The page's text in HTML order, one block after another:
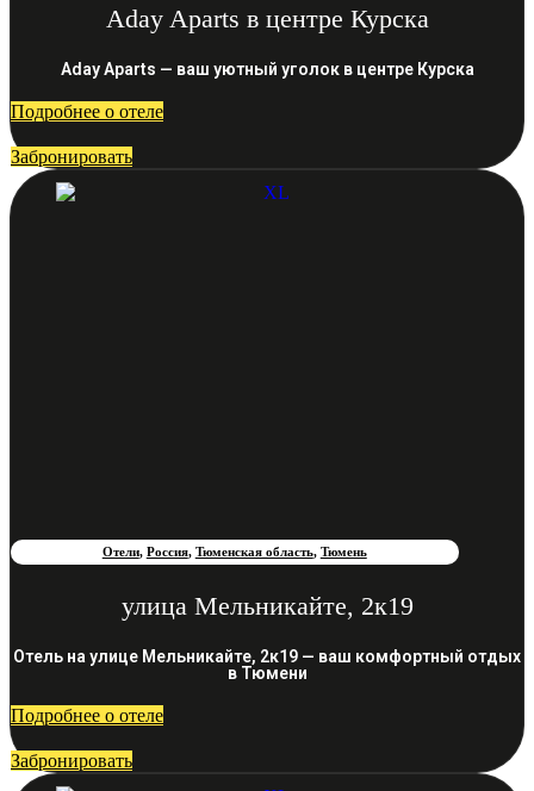
Aday Aparts в центре Курска
Aday Aparts — ваш уютный уголок в центре Курска
Подробнее о отеле
Забронировать
Отели, Россия, Тюменская область, Тюмень
улица Мельникайте, 2к19
Отель на улице Мельникайте, 2к19 — ваш комфортный отдых
в Тюмени
Подробнее о отеле
Забронировать